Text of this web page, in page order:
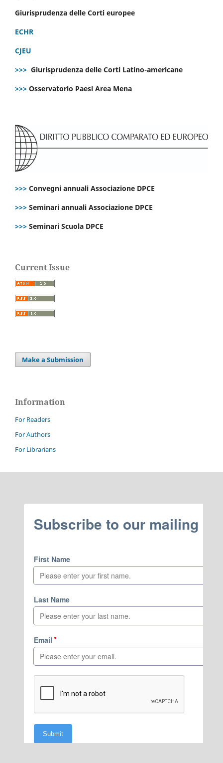
Giurisprudenza delle Corti europee
ECHR
CJEU
>>> Giurisprudenza delle Corti Latino-americane
>>> Osservatorio Paesi Area Mena
>>> Convegni annuali Associazione DPCE
>>> Seminari annuali Associazione DPCE
>>> Seminari Scuola DPCE
Current Issue
Make a Submission
Information
For Readers
For Authors
For Librarians